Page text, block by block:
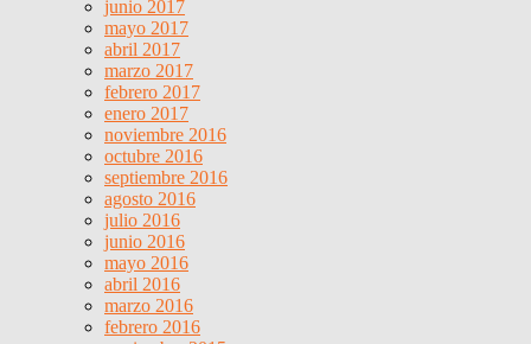
junio 2017
mayo 2017
abril 2017
marzo 2017
febrero 2017
enero 2017
noviembre 2016
octubre 2016
septiembre 2016
agosto 2016
julio 2016
junio 2016
mayo 2016
abril 2016
marzo 2016
febrero 2016